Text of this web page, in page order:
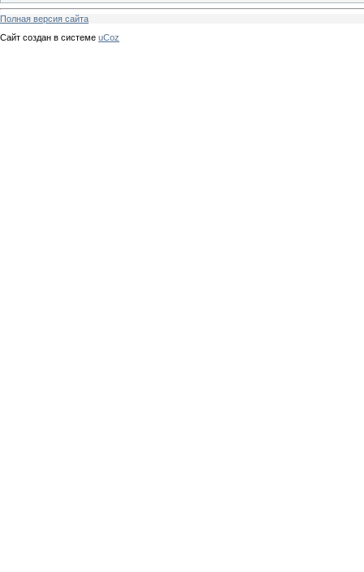
Полная версия сайта
Сайт создан в системе uCoz